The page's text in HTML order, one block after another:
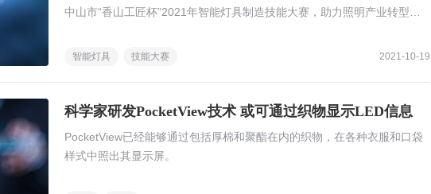
中山市“香山工匠杯”2021年智能灯具制造技能大赛，助力照明产业转型升
智能灯具 技能大赛 2021-10-19
科学家研发PocketView技术 或可通过织物显示LED信息
PocketView已经能够通过包括厚棉和聚酯在内的织物，在各种衣服和口袋
样式中照出其显示屏。